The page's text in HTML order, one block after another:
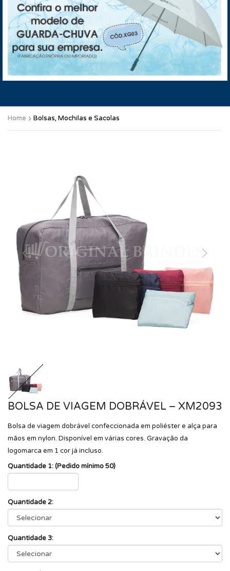
Home Bolsas, Mochilas e Sacolas
BOLSA DE VIAGEM DOBRÁVEL – XM2093
Bolsa de viagem dobrável confeccionada em poliéster e alça para
mãos em nylon. Disponível em várias cores. Gravação da
logomarca em 1 cor já incluso.
Quantidade 1: (Pedido mínimo 50)
Quantidade 2:
Quantidade 3: